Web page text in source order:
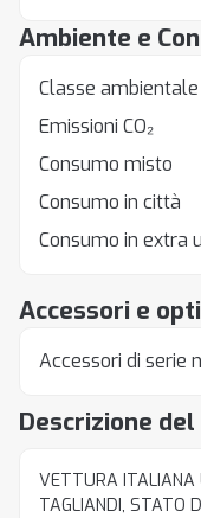
Descrizione
VETTURA ITALIANA
TAGLIANDI, STATO
Accessori e
Accessori di serie
Ambiente e
Classe ambientale
Emissioni CO₂
Consumo misto
Consumo in città
Consumo in extra